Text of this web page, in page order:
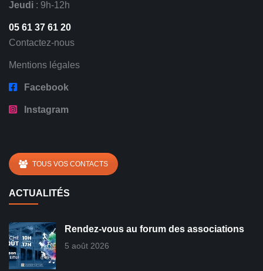
Jeudi : 9h-12h
05 61 37 61 20
Contactez-nous
Mentions légales
Facebook
Instagram
TOUS VOS CONTACTS
ACTUALITÉS
Rendez-vous au forum des associations
5 août 2026